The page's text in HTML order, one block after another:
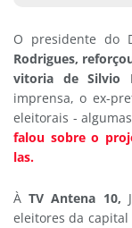
O presidente do
Rodrigues,
vitoria de Silvio
imprensa, o ex-
eleitorais -
falou sobre o
las.
ÀTV Antena 10,
eleitores da